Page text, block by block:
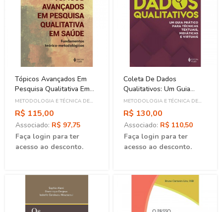
Tópicos Avançados Em
Pesquisa Qualitativa Em
Saúde
METODOLOGIA E TÉCNICA DE
PESQUISA
R$ 115,00
Associado: R$ 97,75
Faça login para ter
acesso ao desconto.
Coleta De Dados
Qualitativos: Um Guia
Prático Para Técnicas
Textuais, Midiáticas E
Virtuais
METODOLOGIA E TÉCNICA DE
PESQUISA
R$ 130,00
Associado: R$ 110,50
Faça login para ter
acesso ao desconto.